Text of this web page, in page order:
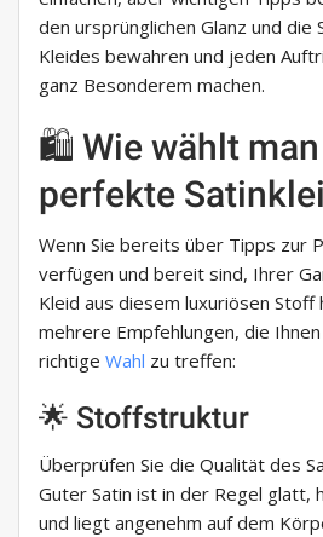
den ursprünglichen Glanz und die
Kleides bewahren und jeden
ganz Besonderem machen.
🛍️ Wie wählt
perfekte
Wenn Sie bereits über Tipps zur
verfügen und bereit sind, Ihrer
Kleid aus diesem luxuriösen Stoff
mehrere Empfehlungen, die
richtige Wahl zu treffen:
🌟 Stoffstruktur
Überprüfen Sie die Qualität des
Guter Satin ist in der Regel glatt,
und liegt angenehm auf dem